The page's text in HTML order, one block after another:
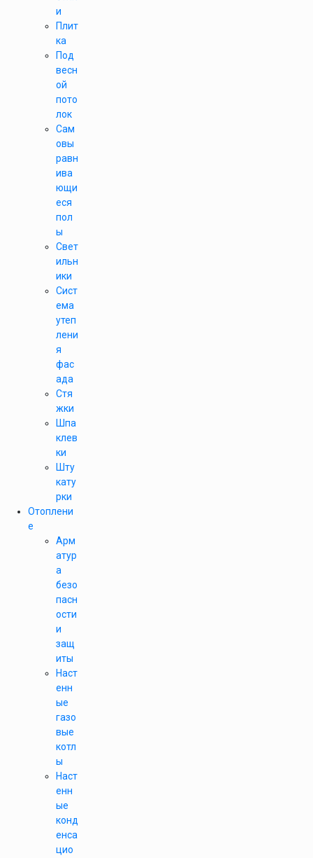
и
Плит
ка
Под
весн
ой
пото
лок
Сам
овы
равн
ива
ющи
еся
пол
ы
Свет
ильн
ики
Сист
ема
утеп
лени
я
фас
ада
Стя
жки
Шпа
клев
ки
Шту
кату
рки
Отоплени
е
Арм
атур
а
безо
пасн
ости
и
защ
иты
Наст
енн
ые
газо
вые
котл
ы
Наст
енн
ые
конд
енса
цио